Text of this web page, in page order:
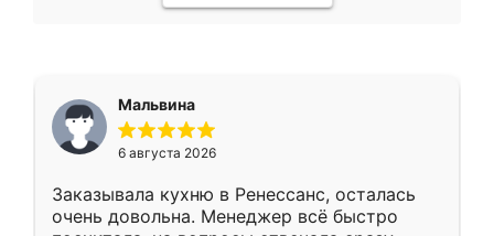
Мальвина
6 августа 2026
Заказывала кухню в Ренессанс, осталась
очень довольна. Менеджер всё быстро